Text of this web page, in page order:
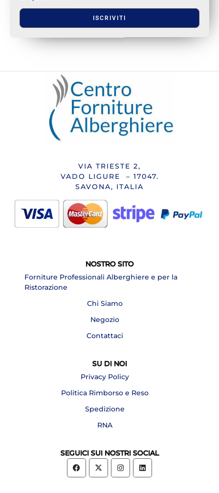
ISCRIVITI
VIA TRIESTE 2,
VADO LIGURE – 17047.
SAVONA, ITALIA
NOSTRO SITO
Forniture Professionali Alberghiere e per la
Ristorazione
Chi Siamo
Negozio
Contattaci
SU DI NOI
Privacy Policy
Politica Rimborso e Reso
Spedizione
RNA
SEGUICI SUI NOSTRI SOCIAL